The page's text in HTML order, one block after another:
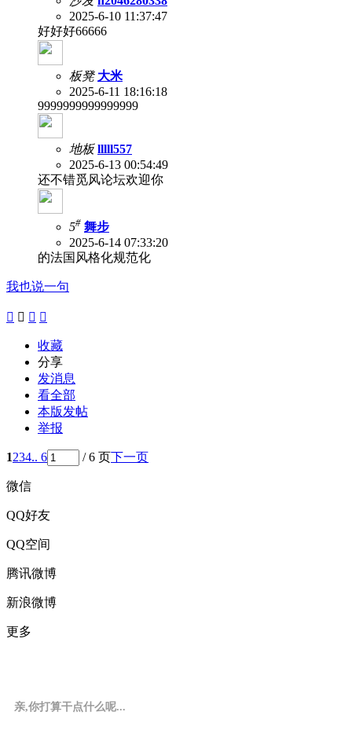
2025-6-10 11:37:47
好好好66666
板凳 大米
2025-6-11 18:16:18
9999999999999999
地板 lllll557
2025-6-13 00:54:49
还不错觅风论坛欢迎你
5# 舞步
2025-6-14 07:33:20
的法国风格化规范化
我也说一句
   
收藏
分享
发消息
看全部
本版发帖
举报
1234.. 6 / 6 页下一页
微信
QQ好友
QQ空间
腾讯微博
新浪微博
更多
亲,你打算干点什么呢...